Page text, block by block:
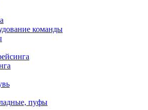
команды
пуфы